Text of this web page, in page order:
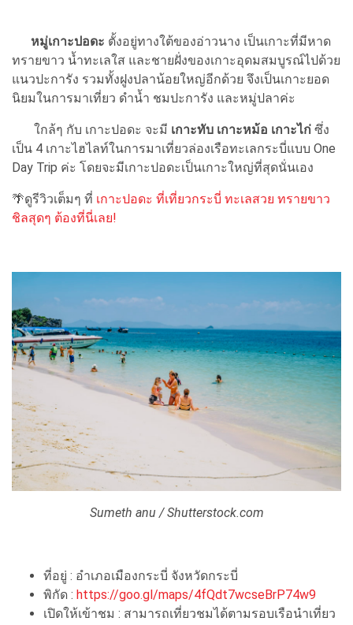
หมู่เกาะปอดะ ตั้งอยู่ทางใต้ของอ่าวนาง เป็นเกาะที่มีหาด
ทรายขาว น้ำทะเลใส และชายฝั่งของเกาะอุดมสมบูรณ์ไปด้วย
แนวปะการัง รวมทั้งฝูงปลาน้อยใหญ่อีกด้วย จึงเป็นเกาะยอด
นิยมในการมาเที่ยว ดำน้ำ ชมปะการัง และหมู่ปลาค่ะ
ใกล้ๆ กับ เกาะปอดะ จะมี เกาะทับ เกาะหม้อ เกาะไก่ ซึ่ง
เป็น 4 เกาะไฮไลท์ในการมาเที่ยวล่องเรือทะเลกระบี่แบบ One
Day Trip ค่ะ โดยจะมีเกาะปอดะเป็นเกาะใหญ่ที่สุดนั่นเอง
🌴ดูรีวิวเต็มๆ ที่ เกาะปอดะ ที่เที่ยวกระบี่ ทะเลสวย ทรายขาว
ชิลสุดๆ ต้องที่นี่เลย!
Sumeth anu / Shutterstock.com
ที่อยู่ : อำเภอเมืองกระบี่ จังหวัดกระบี่
พิกัด : https://goo.gl/maps/4fQdt7wcseBrP74w9
เปิดให้เข้าชม : สามารถเที่ยวชมได้ตามรอบเรือนำเที่ยว